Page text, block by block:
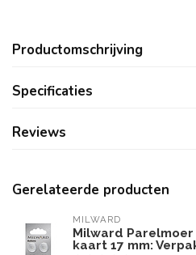
Productomschrijving
Specificaties
Reviews
Gerelateerde producten
MILWARD
Milward Parelmoer
kaart 17 mm: